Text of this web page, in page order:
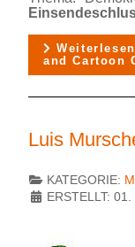
and Cartoon
Luis
KATEGORIE:
ERSTELLT: